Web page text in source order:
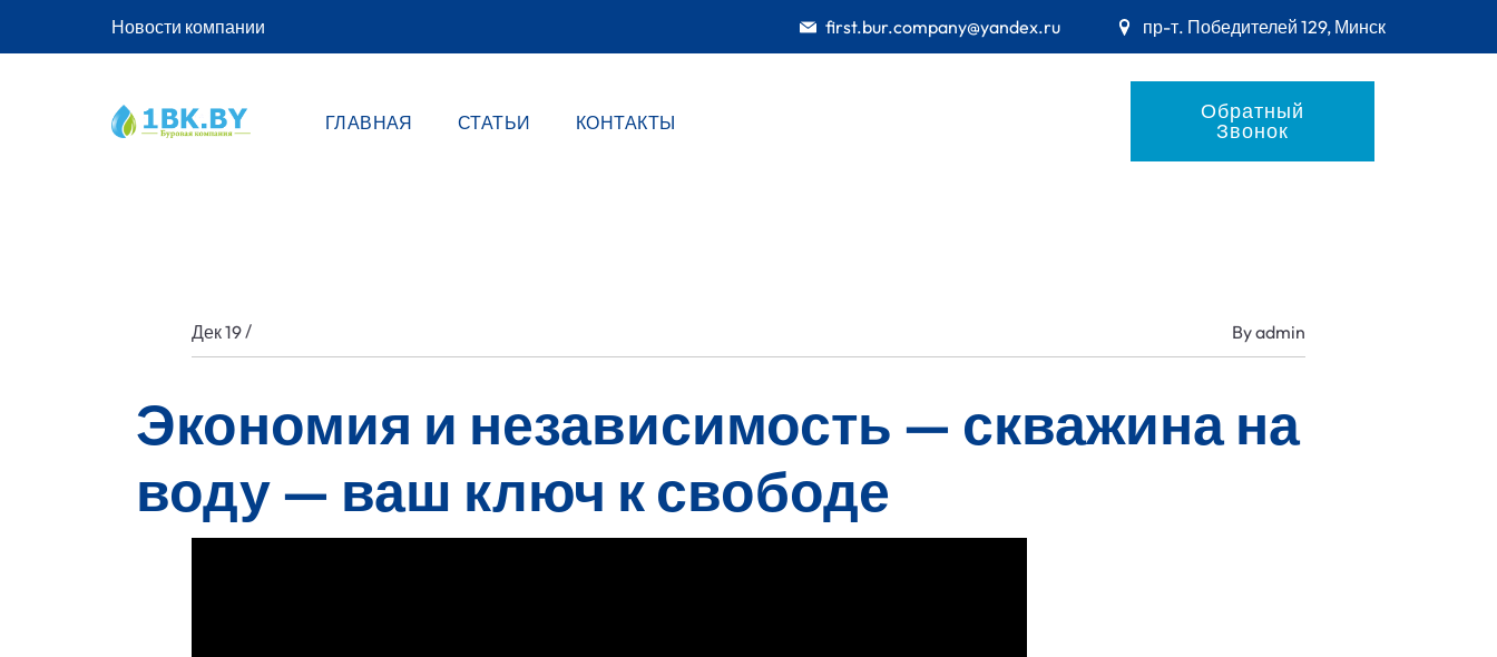
Новости компании first.bur.company@yandex.ru пр-т. Победителей 129, Минск
ГЛАВНАЯ СТАТЬИ КОНТАКТЫ Обратный
Звонок
Дек 19/ Byadmin
Экономия и независимость — скважина на
воду — ваш ключ к свободе